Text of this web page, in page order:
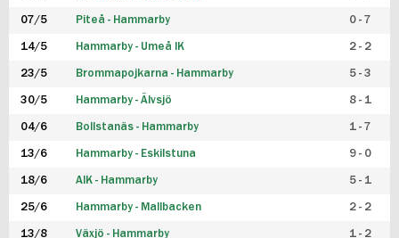
07/5 Piteå - Hammarby 0 - 7
14/5 Hammarby - Umeå IK 2 - 2
23/5 Brommapojkarna - Hammarby 5 - 3
30/5 Hammarby - Älvsjö 8 - 1
04/6 Bollstanäs - Hammarby 1 - 7
13/6 Hammarby - Eskilstuna 9 - 0
18/6 AIK - Hammarby 5 - 1
25/6 Hammarby - Mallbacken 2 - 2
13/8 Växjö - Hammarby 1 - 2